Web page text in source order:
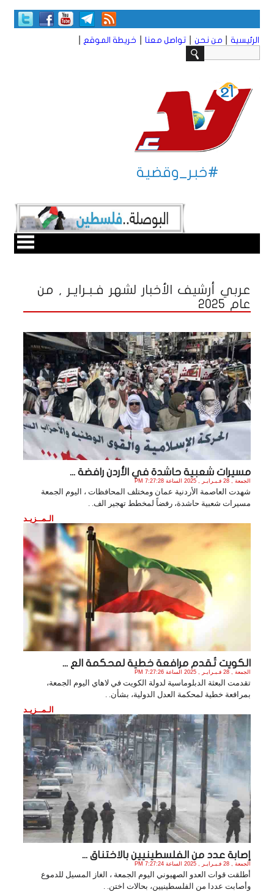
الرئيسية من نحن تواصل معنا خريطة الموقع
#خبر_وقضية
عربي أرشيف الأخبار لشهر فـبـرايـر , من
عام 2025
مسيرات شعبية حاشدة في الأردن رافضة ...
الجمعة , 28 فـبـرايـر , 2025 الساعة 7:27:28 PM
شهدت العاصمة الأردنية عمان ومختلف المحافظات ، اليوم الجمعة
مسيرات شعبية حاشدة، رفضاً لمخطط تهجير الف. .
الـمــزيـد
الكويت تُقدم مرافعة خطية لمحكمة الع ...
الجمعة , 28 فـبـرايـر , 2025 الساعة 7:27:26 PM
تقدمت البعثة الدبلوماسية لدولة الكويت في لاهاي اليوم الجمعة،
بمرافعة خطية لمحكمة العدل الدولية، بشأن. .
الـمــزيـد
إصابة عدد من الفلسطينيين بالاختناق ...
الجمعة , 28 فـبـرايـر , 2025 الساعة 7:27:24 PM
أطلقت قوات العدو الصهيوني اليوم الجمعة ، الغاز المسيل للدموع
وأصابت عددا من الفلسطينيين، بحالات اختن. .